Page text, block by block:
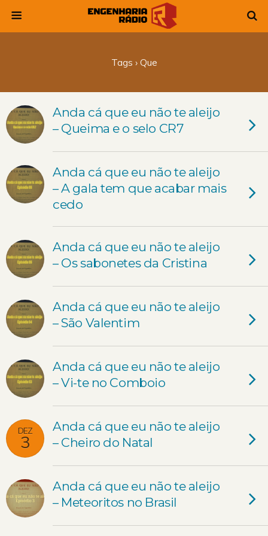
Tags › Que
Anda cá que eu não te aleijo
– Queima e o selo CR7
Anda cá que eu não te aleijo
– A gala tem que acabar mais
cedo
Anda cá que eu não te aleijo
– Os sabonetes da Cristina
Anda cá que eu não te aleijo
– São Valentim
Anda cá que eu não te aleijo
– Vi-te no Comboio
DEZ
3
Anda cá que eu não te aleijo
– Cheiro do Natal
Anda cá que eu não te aleijo
– Meteoritos no Brasil